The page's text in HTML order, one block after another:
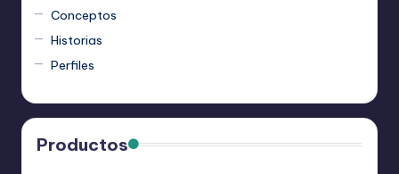
Conceptos
Historias
Perfiles
Productos